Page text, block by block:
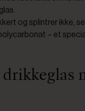
og splintrer ikke,
– et